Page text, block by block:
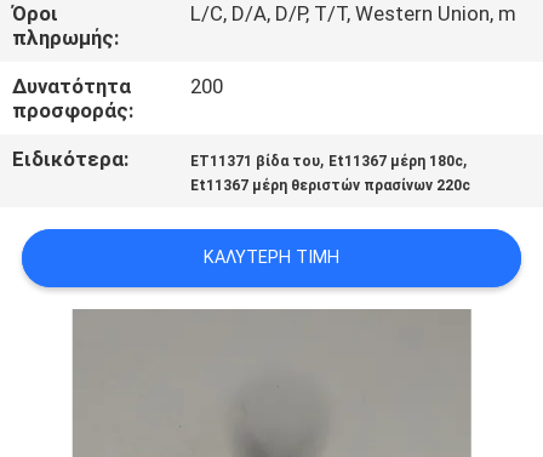
ΖΗΤΉΣΤΕ
ΈΝΑ
ΑΠΌΣΠΑΣΜΑ
PRIVACY
Όροι
πληρωμής:
L/C, D/A, D/P, T/T, Western Union, m
Δυνατότητα
προσφοράς:
200
Ειδικότερα: ET11371 βίδα του, Et11367 μέρη 180c,
Et11367 μέρη θεριστών πρασίνων 220c
ΚΑΛΎΤΕΡΗ ΤΙΜΉ